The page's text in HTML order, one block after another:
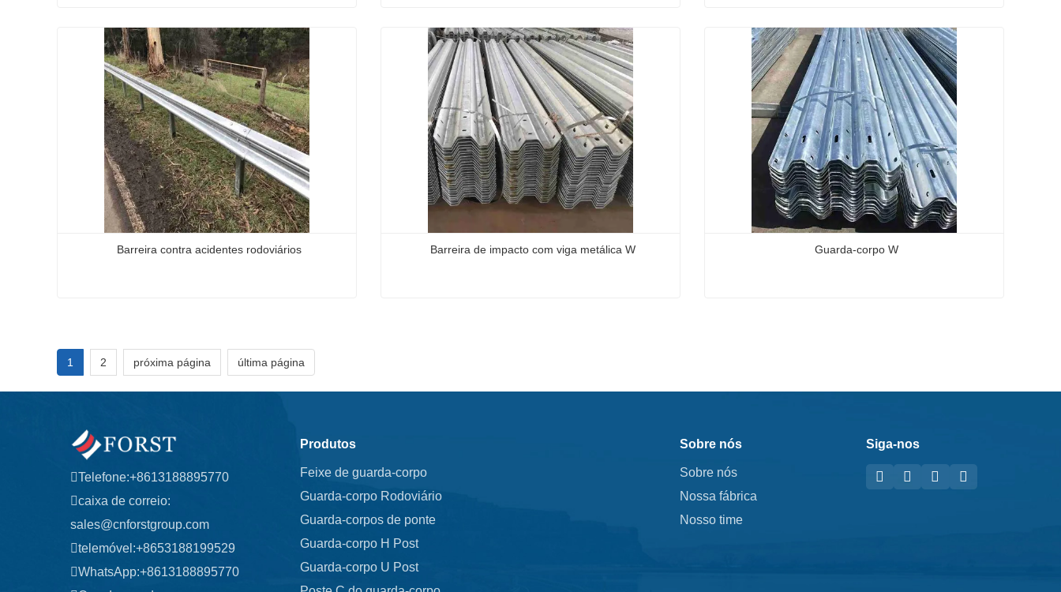
Fabricantes de guarda-corpos rodoviários
Contate agora
Rodovia guard rail
Contate agora
Barreira de proteção
Contate agora
Barreira contra acidentes rodoviários Barreira de impacto com viga metálica W Guarda-corpo W
1
2 próxima página última página
Telefone:+8613188895770
caixa de correio:
sales@cnforstgroup.com
telemóvel:+8653188199529
WhatsApp:+8613188895770
Produtos
Feixe de guarda-corpo
Guarda-corpo Rodoviário
Guarda-corpos de ponte
Guarda-corpo H Post
Guarda-corpo U Post
Sobre nós
Sobre nós
Nossa fábrica
Nosso time
Siga-nos